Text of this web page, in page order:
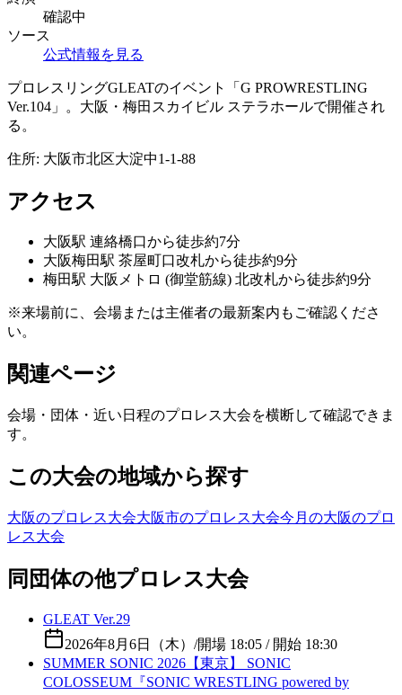
確認中
ソース
公式情報を見る
プロレスリングGLEATのイベント「G PROWRESTLING
Ver.104」。大阪・梅田スカイビル ステラホールで開催され
る。
住所: 大阪市北区大淀中1-1-88
アクセス
大阪駅 連絡橋口から徒歩約7分
大阪梅田駅 茶屋町口改札から徒歩約9分
梅田駅 大阪メトロ (御堂筋線) 北改札から徒歩約9分
※来場前に、会場または主催者の最新案内もご確認くださ
い。
関連ページ
会場・団体・近い日程のプロレス大会を横断して確認できま
す。
この大会の地域から探す
大阪のプロレス大会大阪市のプロレス大会今月の大阪のプロ
レス大会
同団体の他プロレス大会
GLEAT Ver.29
2026年8月6日（木） /開場 18:05 / 開始 18:30
SUMMER SONIC 2026【東京】 SONIC
COLOSSEUM『SONIC WRESTLING powered by